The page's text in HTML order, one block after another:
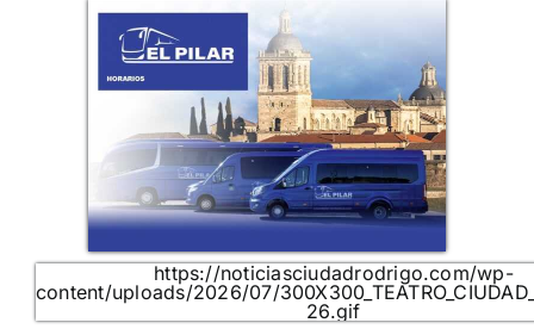
https://noticiasciudadrodrigo.com/wp-
content/uploads/2026/07/
26.gif